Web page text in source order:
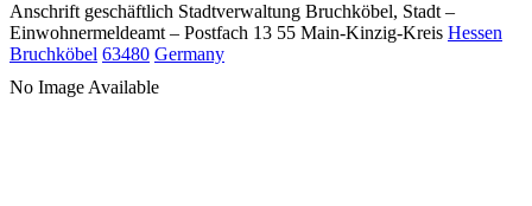
Anschrift geschäftlich Stadtverwaltung Bruchköbel, Stadt –
Einwohnermeldeamt – Postfach 13 55 Main-Kinzig-Kreis Hessen
Bruchköbel 63480 Germany
No Image Available